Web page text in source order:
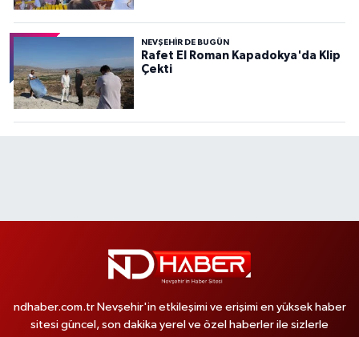
NEVŞEHIR DE BUGÜN
Rafet El Roman Kapadokya'da Klip
Çekti
ndhaber.com.tr Nevşehir'in etkileşimi ve erişimi en yüksek haber
sitesi güncel, son dakika yerel ve özel haberler ile sizlerle